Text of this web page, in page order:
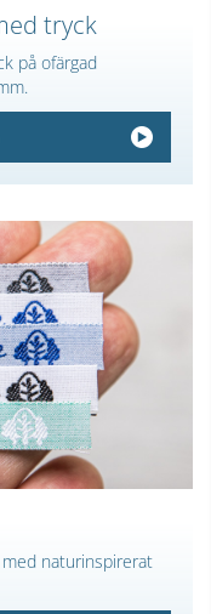
tryck
på ofärgad
naturinspirerat